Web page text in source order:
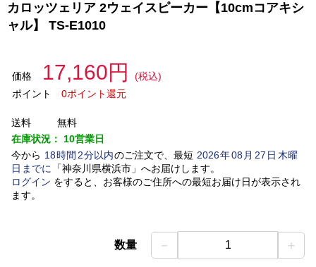
カロッツェリア 2ウェイスピーカー【10cmコアキシ
ャル】 TS-E1010
価格 17,160円
(税込)
ポイント
0ポイント還元
送料
無料
在庫状況： 10営業日
今から 18時間 2分以内のご注文で、最短 2026年08 月 27 日木曜
日 までに 「神奈川県横浜市」 へお届けします。
ログイン をすると、お客様のご住所への最短お届け日が表示され
ます。
数量 － 1 ＋